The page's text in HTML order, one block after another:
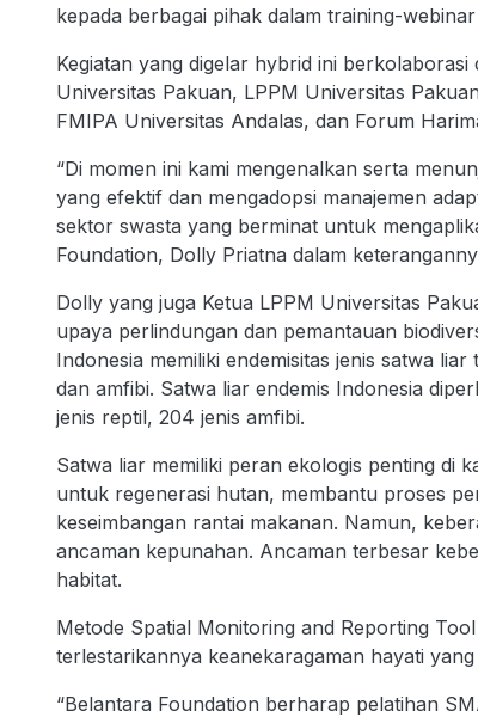
kepada berbagai pihak dalam training-
Kegiatan yang digelar hybrid ini
Universitas Pakuan, LPPM Universitas
FMIPA Universitas Andalas, dan Forum
“Di momen ini kami mengenalkan serta
yang efektif dan mengadopsi manajemen
sektor swasta yang berminat untuk
Foundation, Dolly Priatna dalam
Dolly yang juga Ketua LPPM Universitas
upaya perlindungan dan pemantauan
Indonesia memiliki endemisitas jenis satwa
dan amfibi. Satwa liar endemis Indonesia
jenis reptil, 204 jenis amfibi.
Satwa liar memiliki peran ekologis penting di
untuk regenerasi hutan, membantu proses
keseimbangan rantai makanan. Namun,
ancaman kepunahan. Ancaman terbesar
habitat.
Metode Spatial Monitoring and Reporting
terlestarikannya keanekaragaman hayati
“Belantara Foundation berharap pelatihan